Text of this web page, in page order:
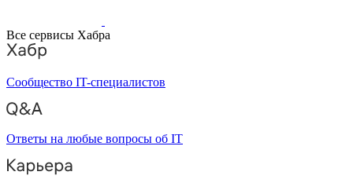
Все сервисы Хабра
Сообщество IT-специалистов
Ответы на любые вопросы об IT